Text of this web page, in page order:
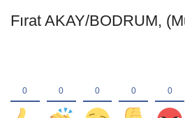
Fırat AKAY/BODRUM,